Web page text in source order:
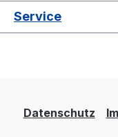
Service
Datenschutz